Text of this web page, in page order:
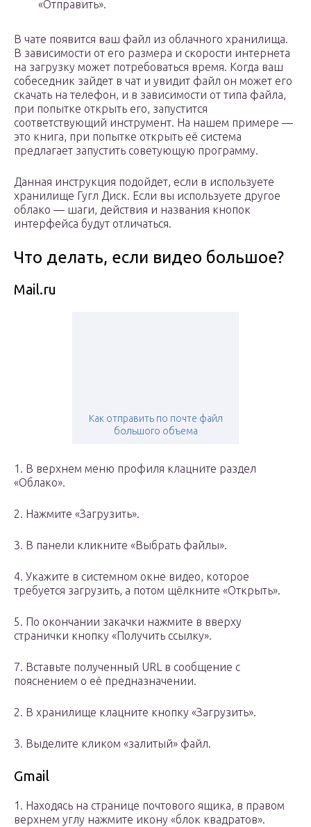
«Отправить».
В чате появится ваш файл из облачного хранилища.
В зависимости от его размера и скорости интернета
на загрузку может потребоваться время. Когда ваш
собеседник зайдет в чат и увидит файл он может его
скачать на телефон, и в зависимости от типа файла,
при попытке открыть его, запустится
соответствующий инструмент. На нашем примере —
это книга, при попытке открыть её система
предлагает запустить советующую программу.
Данная инструкция подойдет, если в используете
хранилище Гугл Диск. Если вы используете другое
облако — шаги, действия и названия кнопок
интерфейса будут отличаться.
Что делать, если видео большое?
Mail.ru
Как отправить по почте файл
большого объема
1. В верхнем меню профиля клацните раздел
«Облако».
2. Нажмите «Загрузить».
3. В панели кликните «Выбрать файлы».
4. Укажите в системном окне видео, которое
требуется загрузить, а потом щёлкните «Открыть».
5. По окончании закачки нажмите в вверху
странички кнопку «Получить ссылку».
7. Вставьте полученный URL в сообщение с
пояснением о её предназначении.
2. В хранилище клацните кнопку «Загрузить».
3. Выделите кликом «залитый» файл.
Gmail
1. Находясь на странице почтового ящика, в правом
верхнем углу нажмите икону «блок квадратов».